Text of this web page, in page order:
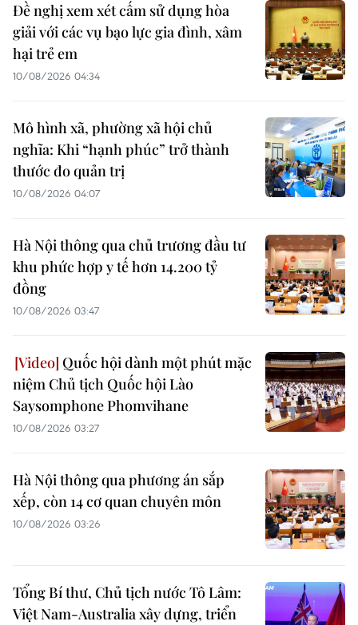
Đề nghị xem xét cấm sử dụng hòa
giải với các vụ bạo lực gia đình, xâm
hại trẻ em
10/08/2026 04:34
Mô hình xã, phường xã hội chủ
nghĩa: Khi “hạnh phúc” trở thành
thước đo quản trị
10/08/2026 04:07
Hà Nội thông qua chủ trương đầu tư
khu phức hợp y tế hơn 14.200 tỷ
đồng
10/08/2026 03:47
Quốc hội dành một phút mặc
niệm Chủ tịch Quốc hội Lào
Saysomphone Phomvihane
10/08/2026 03:27
Hà Nội thông qua phương án sắp
xếp, còn 14 cơ quan chuyên môn
10/08/2026 03:26
Tổng Bí thư, Chủ tịch nước Tô Lâm:
Việt Nam-Australia xây dựng, triển